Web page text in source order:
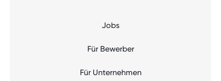
Jobs
Für Bewerber
Für Unternehmen